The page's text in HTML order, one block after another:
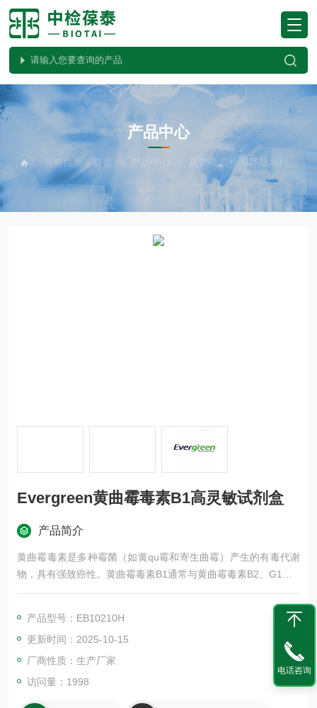
PRODUCTS CENTER
产品中心
当前位置：首页 产品中心 真菌毒素检测产品系列
Evergreen黄曲霉毒素B1高灵敏试剂盒
产品简介
黄曲霉毒素是多种霉菌（如黄qu霉和寄生曲霉）产生的有毒代谢
物，具有强致癌性。黄曲霉毒素B1通常与黄曲霉毒素B2、G1、G
2同时存在于谷物、棉籽和坚果中。
Evergreen黄曲霉毒素B1高灵敏试剂盒-谷物及豆基配方食品
产品型号：EB10210H
更新时间：2025-10-15
厂商性质：生产厂家
访问量：1998
电话咨询